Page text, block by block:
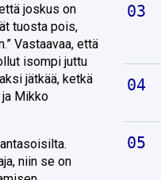
joskus on
tuosta pois,
Vastaavaa, että
isompi juttu
jätkää, ketkä
ja Mikko
niin se on